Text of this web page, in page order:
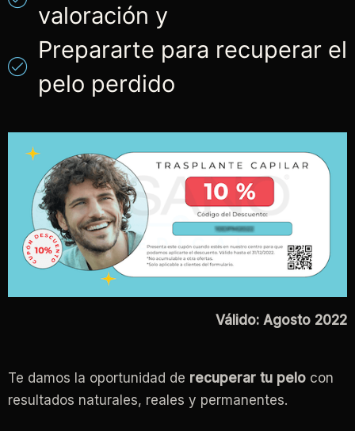
valoración y
Prepararte para recuperar el
pelo perdido
Válido: Agosto 2022
Te damos la oportunidad de recuperar tu pelo con
resultados naturales, reales y permanentes.